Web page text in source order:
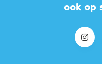
ook op